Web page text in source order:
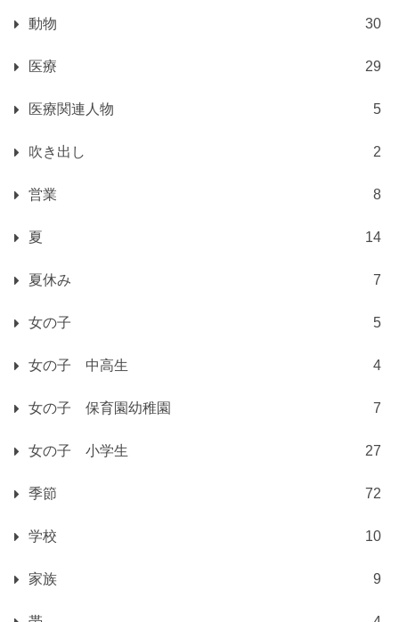
動物 30
医療 29
医療関連人物 5
吹き出し 2
営業 8
夏 14
夏休み 7
女の子 5
女の子 中高生 4
女の子 保育園幼稚園 7
女の子 小学生 27
季節 72
学校 10
家族 9